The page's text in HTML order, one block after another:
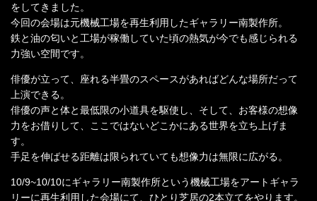
をしてきました。
今回の会場は元機械工場を再生利用したギャラリー南製作所。
鉄と油の匂いと工場が稼働していた頃の熱気が今でも感じられる
力強い空間です。
俳優が立って、座れる半畳のスペースがあればどんな場所だって
上演できる。
俳優の声と体と最低限の小道具を駆使し、そして、お客様の想像
力をお借りして、ここではないどこかにある世界を立ち上げま
す。
手足を伸ばせる距離は限られていても想像力は無限に広がる。
10/9~10/10にギャラリー南製作所という機械工場をアートギャラ
リーに再生利用した会場にて、ひとり芝居の2本立てをやります。